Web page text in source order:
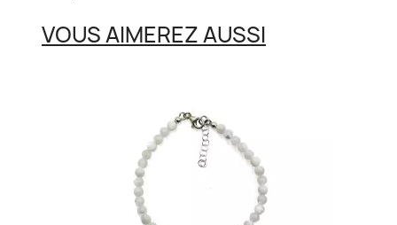
VOUS AIMEREZ AUSSI